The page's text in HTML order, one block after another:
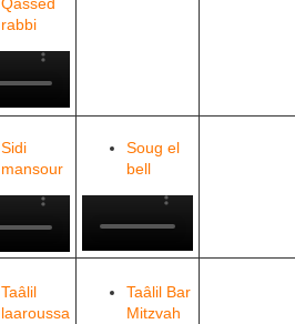
rabbi
Sidi
mansour
Soug el
bell
Taâlil
laaroussa
Taâlil Bar
Mitzvah